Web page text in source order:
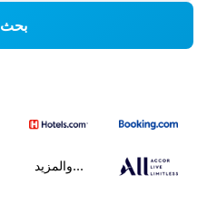
بحث
...والمزيد